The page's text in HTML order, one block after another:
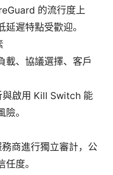
的流行度上
遲特點受歡迎。
載、協議選擇、客戶
與啟用 Kill Switch 能
。
商進行獨立審計，公
度。